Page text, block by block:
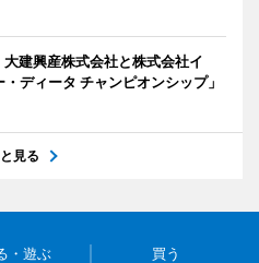
建興産株式会社と株式会社イ
ディータ チャンピオンシップ」
見る
・遊ぶ 買う